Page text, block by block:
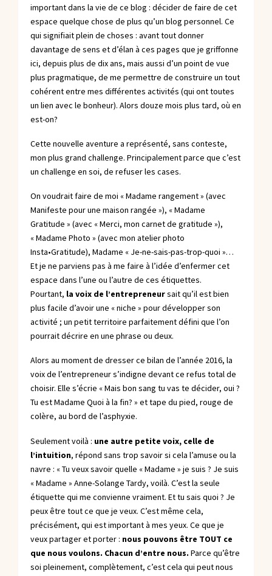
important dans la vie de ce blog : décider de faire de cet
espace quelque chose de plus qu’un blog personnel. Ce
qui signifiait plein de choses : avant tout donner
davantage de sens et d’élan à ces pages que je griffonne
ici, depuis plus de dix ans, mais aussi d’un point de vue
plus pragmatique, de me permettre de construire un tout
cohérent entre mes différentes activités (qui ont toutes
un lien avec le bonheur). Alors douze mois plus tard, où en
est-on?
Cette nouvelle aventure a représenté, sans conteste,
mon plus grand challenge. Principalement parce que c’est
un challenge en soi, de refuser les cases.
On voudrait faire de moi « Madame rangement » (avec
Manifeste pour une maison rangée »), « Madame
Gratitude » (avec « Merci, mon carnet de gratitude »),
« Madame Photo » (avec mon atelier photo
Insta•Gratitude), Madame « Je-ne-sais-pas-trop-quoi »…
Et je ne parviens pas à me faire à l’idée d’enfermer cet
espace dans l’une ou l’autre de ces étiquettes.
Pourtant, la voix de l’entrepreneursait qu’il est bien
plus facile d’avoir une « niche » pour développer son
activité ; un petit territoire parfaitement défini que l’on
pourrait décrire en une phrase ou deux.
Alors au moment de dresser ce bilan de l’année 2016, la
voix de l’entrepreneur s’indigne devant ce refus total de
choisir. Elle s’écrie « Mais bon sang tu vas te décider, oui ?
Tu est Madame Quoi à la fin? » et tape du pied, rouge de
colère, au bord de l’asphyxie.
Seulement voilà : une autre petite voix, celle de
l’intuition, répond sans trop savoir si cela l’amuse ou la
navre : « Tu veux savoir quelle « Madame » je suis ? Je suis
« Madame » Anne-Solange Tardy, voilà. C’est la seule
étiquette qui me convienne vraiment. Et tu sais quoi ? Je
peux être tout ce que je veux. C’est même cela,
précisément, qui est important à mes yeux. Ce que je
veux partager et porter : nous pouvons être TOUT ce
que nous voulons. Chacun d’entre nous. Parce qu’être
soi pleinement, complètement, c’est cela qui peut nous